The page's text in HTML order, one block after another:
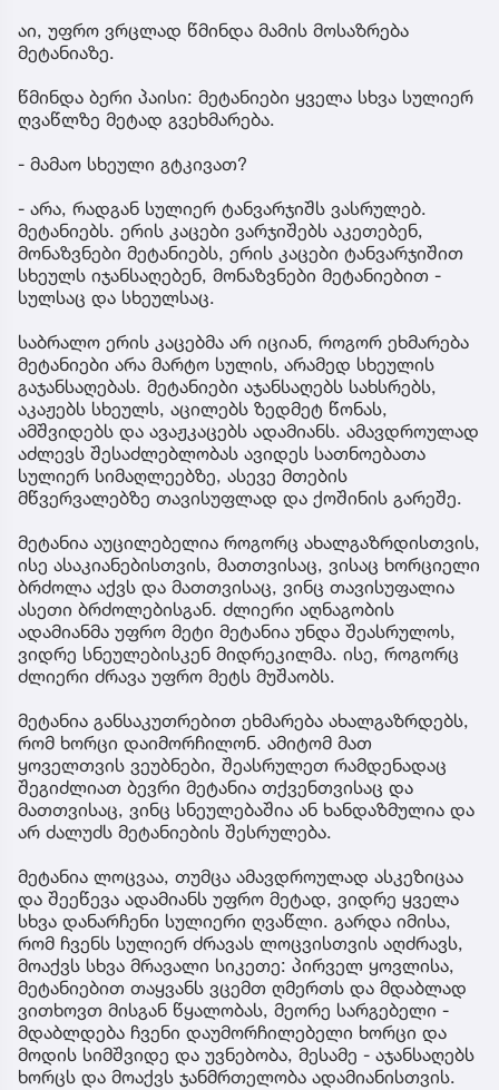
აი, უფრო ვრცლად წმინდა მამის მოსაზრება
მეტანიაზე.
წმინდა ბერი პაისი: მეტანიები ყველა სხვა სულიერ
ღვაწლზე მეტად გვეხმარება.
- მამაო სხეული გტკივათ?
- არა, რადგან სულიერ ტანვარჯიშს ვასრულებ.
მეტანიებს. ერის კაცები ვარჯიშებს აკეთებენ,
მონაზვნები მეტანიებს, ერის კაცები ტანვარჯიშით
სხეულს იჯანსაღებენ, მონაზვნები მეტანიებით -
სულსაც და სხეულსაც.
საბრალო ერის კაცებმა არ იციან, როგორ ეხმარება
მეტანიები არა მარტო სულის, არამედ სხეულის
გაჯანსაღებას. მეტანიები აჯანსაღებს სახსრებს,
აკაჟებს სხეულს, აცილებს ზედმეტ წონას,
ამშვიდებს და ავაჟკაცებს ადამიანს. ამავდროულად
აძლევს შესაძლებლობას ავიდეს სათნოებათა
სულიერ სიმაღლეებზე, ასევე მთების
მწვერვალებზე თავისუფლად და ქოშინის გარეშე.
მეტანია აუცილებელია როგორც ახალგაზრდისთვის,
ისე ასაკიანებისთვის, მათთვისაც, ვისაც ხორციელი
ბრძოლა აქვს და მათთვისაც, ვინც თავისუფალია
ასეთი ბრძოლებისგან. ძლიერი აღნაგობის
ადამიანმა უფრო მეტი მეტანია უნდა შეასრულოს,
ვიდრე სნეულებისკენ მიდრეკილმა. ისე, როგორც
ძლიერი ძრავა უფრო მეტს მუშაობს.
მეტანია განსაკუთრებით ეხმარება ახალგაზრდებს,
რომ ხორცი დაიმორჩილონ. ამიტომ მათ
ყოველთვის ვეუბნები, შეასრულეთ რამდენადაც
შეგიძლიათ ბევრი მეტანია თქვენთვისაც და
მათთვისაც, ვინც სნეულებაშია ან ხანდაზმულია და
არ ძალუძს მეტანიების შესრულება.
მეტანია ლოცვაა, თუმცა ამავდროულად ასკეზიცაა
და შეეწევა ადამიანს უფრო მეტად, ვიდრე ყველა
სხვა დანარჩენი სულიერი ღვაწლი. გარდა იმისა,
რომ ჩვენს სულიერ ძრავას ლოცვისთვის აღძრავს,
მოაქვს სხვა მრავალი სიკეთე: პირველ ყოვლისა,
მეტანიებით თაყვანს ვცემთ ღმერთს და მდაბლად
ვითხოვთ მისგან წყალობას, მეორე სარგებელი -
მდაბლდება ჩვენი დაუმორჩილებელი ხორცი და
მოდის სიმშვიდე და უვნებობა, მესამე - აჯანსაღებს
ხორცს და მოაქვს ჯანმრთელობა ადამიანისთვის.